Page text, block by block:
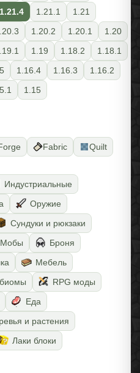
1.21.4 1.21.1
1.21
1.20.2 1.20.1
1.20
1.19 1.18.2
1.18.1
1.16.4 1.16.3
1.16.2
1.15
Fabric Quilt
Индустриальные
Оружие
Сундуки и рюкзаки
Мобы
Броня
Мебель
RPG моды
Еда
и растения
Лаки блоки